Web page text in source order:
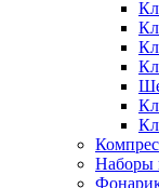
Наборы